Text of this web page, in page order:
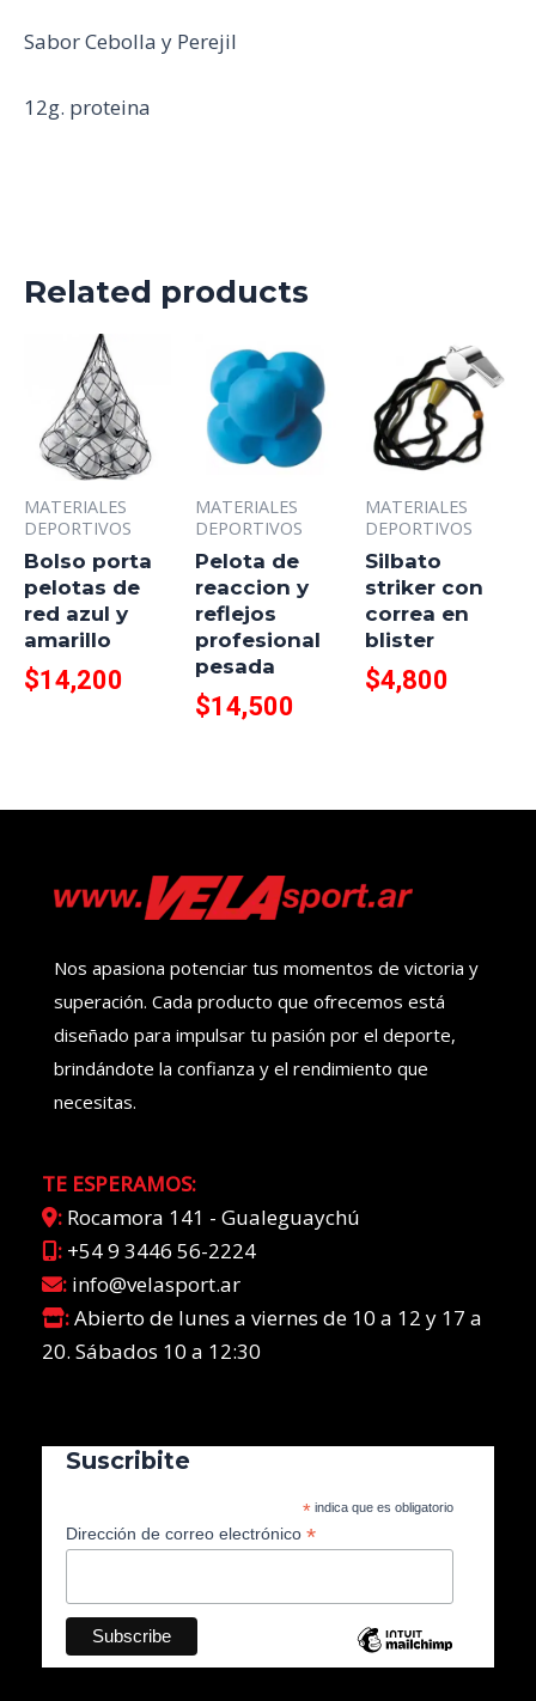
Sabor Cebolla y Perejil
12g. proteina
Related products
MATERIALES
DEPORTIVOS
Bolso porta
pelotas de
red azul y
amarillo
$14,200
MATERIALES
DEPORTIVOS
Pelota de
reaccion y
reflejos
profesional
pesada
$14,500
MATERIALES
DEPORTIVOS
Silbato
striker con
correa en
blister
$4,800
Nos apasiona potenciar tus momentos de victoria y
superación. Cada producto que ofrecemos está
diseñado para impulsar tu pasión por el deporte,
brindándote la confianza y el rendimiento que
necesitas.
TE ESPERAMOS:
: Rocamora 141 - Gualeguaychú
: +54 9 3446 56-2224
: info@velasport.ar
:Abierto de lunes a viernes de 10 a 12 y 17 a
20. Sábados 10 a 12:30
Suscribite
* indica que es obligatorio
Dirección de correo electrónico *